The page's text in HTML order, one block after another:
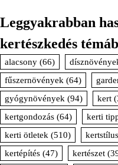
Leggyakrabban
kertészkedés
alacsony (66)
fűszernövények (64)
gyógynövények (94) kert
kertgondozás (64) kerti
kerti ötletek (510) kertstílus
kertépítés (47) kertészet